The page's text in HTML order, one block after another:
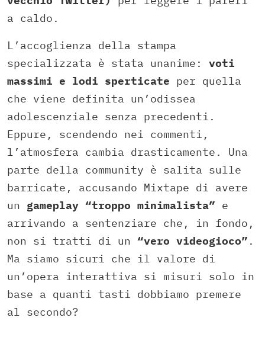
a caldo.
L’accoglienza della stampa
specializzata è stata unanime: voti
massimi e lodi sperticate per quella
che viene definita un’odissea
adolescenziale senza precedenti.
Eppure, scendendo nei commenti,
l’atmosfera cambia drasticamente. Una
parte della community è salita sulle
barricate, accusando Mixtape di avere
un gameplay “troppo minimalista” e
arrivando a sentenziare che, in fondo,
non si tratti di un “vero videogioco” .
Ma siamo sicuri che il valore di
un’opera interattiva si misuri solo in
base a quanti tasti dobbiamo premere
al secondo?